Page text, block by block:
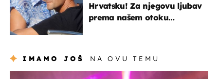
Hrvatsku! Za njegovu ljubav
prema našem otoku
IMAMO JOŠ NA OVU TEMU